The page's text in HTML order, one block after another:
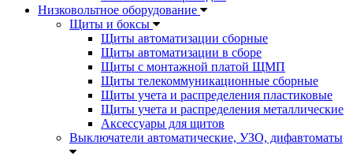
Низковольтное оборудование
Щиты и боксы
Щиты автоматизации сборные
Щиты автоматизации в сборе
Щиты с монтажной платой ЩМП
Щиты телекоммуникационные сборные
Щиты учета и распределения пластиковые
Щиты учета и распределения металлические
Аксессуары для щитов
Выключатели автоматические, УЗО, дифавтоматы